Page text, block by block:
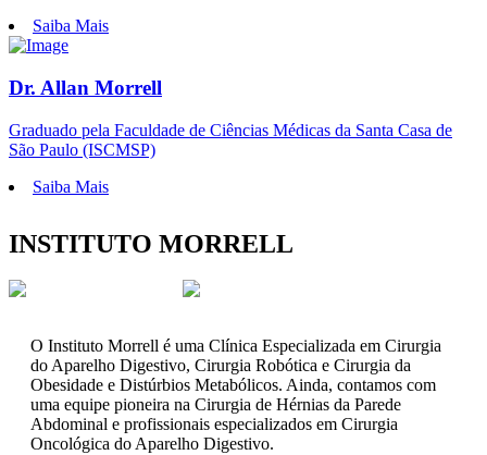
Saiba Mais
Dr. Allan Morrell
Graduado pela Faculdade de Ciências Médicas da Santa Casa de
São Paulo (ISCMSP)
Saiba Mais
INSTITUTO MORRELL
O Instituto Morrell é uma Clínica Especializada em Cirurgia
do Aparelho Digestivo, Cirurgia Robótica e Cirurgia da
Obesidade e Distúrbios Metabólicos. Ainda, contamos com
uma equipe pioneira na Cirurgia de Hérnias da Parede
Abdominal e profissionais especializados em Cirurgia
Oncológica do Aparelho Digestivo.